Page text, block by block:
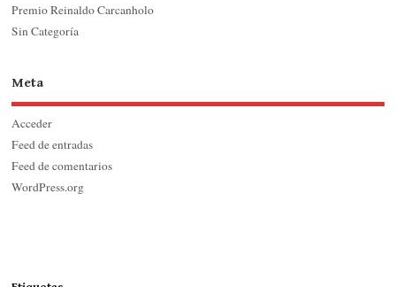
Premio Reinaldo Carcanholo
Sin Categoría
Meta
Acceder
Feed de entradas
Feed de comentarios
WordPress.org